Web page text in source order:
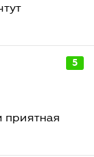
5
приятная